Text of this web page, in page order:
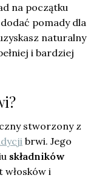
na początku
pomady dla
naturalny
i bardziej
stworzony z
brwi. Jego
składników
i